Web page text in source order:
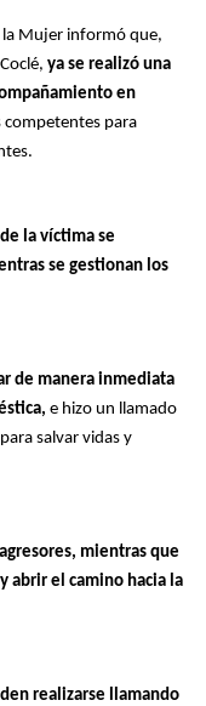
Mujer informó que,
ya se realizó una
en
competentes para
la víctima se
se gestionan los
de manera inmediata
e hizo un llamado
salvar vidas y
mientras que
abrir el camino hacia la
realizarse llamando